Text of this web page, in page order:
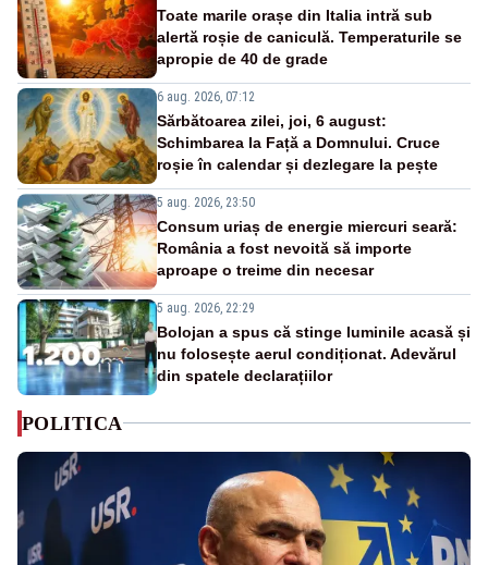
Toate marile orașe din Italia intră sub
alertă roșie de caniculă. Temperaturile se
apropie de 40 de grade
6 aug. 2026, 07:12
Sărbătoarea zilei, joi, 6 august:
Schimbarea la Față a Domnului. Cruce
roșie în calendar și dezlegare la pește
5 aug. 2026, 23:50
Consum uriaș de energie miercuri seară:
România a fost nevoită să importe
aproape o treime din necesar
5 aug. 2026, 22:29
Bolojan a spus că stinge luminile acasă și
nu folosește aerul condiționat. Adevărul
din spatele declarațiilor
POLITICA